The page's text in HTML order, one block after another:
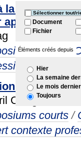
Sélectionner tout/
Document
Fichier
Éléments créés depuis
Hier
La semaine
Le mois dernier
Toujours
la formation
apprentissage
longs /
à l'usage
Ortega
courts /
contexte